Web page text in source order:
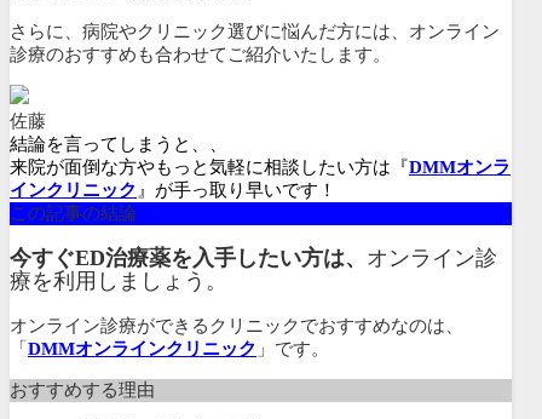
さらに、病院やクリニック選びに悩んだ方には、 オンライン
診療のおすすめも合わせてご紹介いたします。
佐藤
結論を言ってしまうと、、
来院が面倒な方やもっと気軽に相談したい方は『DMMオンラ
インクリニック 』が手っ取り早いです！
この記事の結論
今すぐED治療薬を入手したい方は、 オンライン診
療を利用しましょう。
オンライン診療ができるクリニックでおすすめなのは、
「 DMMオンラインクリニック 」です。
おすすめする理由